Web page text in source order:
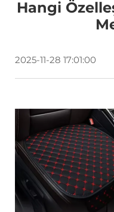
Hangi
2025-11-28 17:01:00